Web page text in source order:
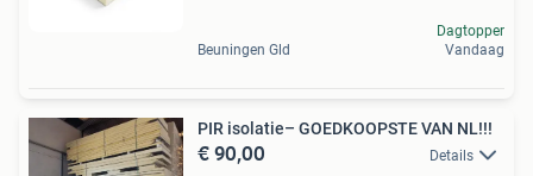
Beuningen Gld
Dagtopper
Vandaag
PIR isolatie– GOEDKOOPSTE VAN NL!!!
€ 90,00 Details